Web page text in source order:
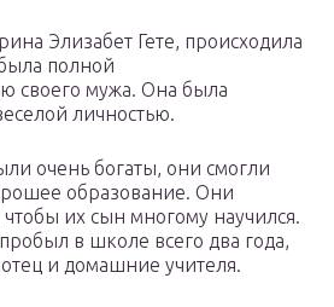
Элизабет Гете, происходила
полной
своего мужа. Она была
личностью.
очень богаты, они смогли
образование. Они
чтобы их сын многому научился.
в школе всего два года,
отец и домашние учителя.